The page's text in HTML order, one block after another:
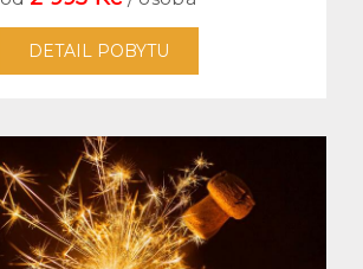
DETAIL POBYTU